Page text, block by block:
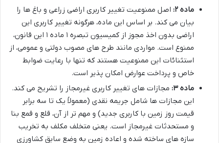
ماده ۲:
اصل ممنوعیت تغییر کاربری اراضی زراعی و باغ ها را
بیان می کند. بر اساس این ماده، هرگونه تغییر کاربری این
اراضی بدون اخذ مجوز از کمیسیون تبصره ۱ ماده ۱ این قانون،
ممنوع است. مواردی مانند طرح های مصوب دولتی و عمومی، از
استثنائات این ممنوعیت هستند که تنها با رعایت ضوابط
خاص و پرداخت عوارض امکان پذیر است.
ماده ۳:
مجازات های تغییر کاربری غیرمجاز را تشریح می کند.
این مجازات ها شامل جریمه نقدی (معمولاً یک تا سه برابر
قیمت روز زمین با کاربری جدید) و مهم تر از آن، قلع و قمع بنا
و مستحدثات غیرمجاز است. یعنی متخلف مکلف به تخریب
سازه های ساخته شده و اعاده زمین به وضع سابق کشاورزی